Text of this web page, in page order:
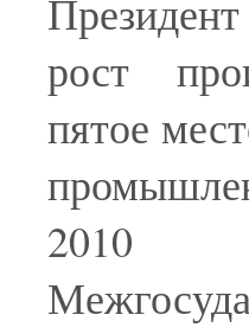
рост
пятое
2010